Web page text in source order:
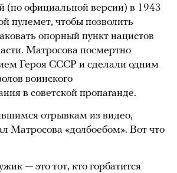
(по официальной версии) в 1943
пулемет, чтобы позволить
опорный пункт нацистов
Матросова посмертно
Героя СССР и сделали одним
воинского
в советской пропаганде.
отрывкам из видео,
Матросова «долбоебом». Вот что
— это тот, кто горбатится